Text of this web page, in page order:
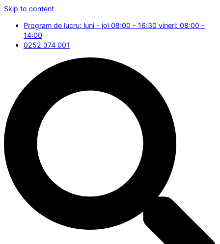
Skip to content
Program de lucru: luni - joi 08:00 - 16:30 vineri: 08:00 -
14:00
0252 374 001